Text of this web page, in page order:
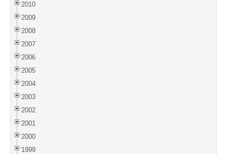
2010
2009
2008
2007
2006
2005
2004
2003
2002
2001
2000
1999